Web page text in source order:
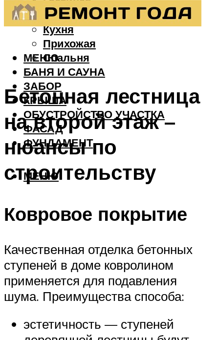
Детская
Кухня
Прихожая
Спальня
БАНЯ И САУНА
ЗАБОР
КРЫША
ОБУСТРОЙСТВО УЧАСТКА
ФАСАД
ФУНДАМЕНТ
МЕНЮ
МЕНЮ
Бетонная лестница
на второй этаж –
нюансы по
строительству
Ковровое покрытие
Качественная отделка бетонных
ступеней в доме ковролином
применяется для подавления
шума. Преимущества способа:
эстетичность — ступеней